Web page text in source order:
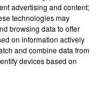
advertising and content;
technologies may
browsing data to offer
on information actively
and combine data from
devices based on